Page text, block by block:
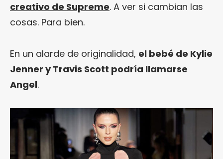
creativo de Supreme. A ver si cambian las
cosas. Para bien.
En un alarde de originalidad, el bebé de Kylie
Jenner y Travis Scott podría llamarse
Angel.